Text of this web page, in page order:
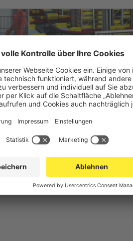
Gittertrennwand Lager & Logistik